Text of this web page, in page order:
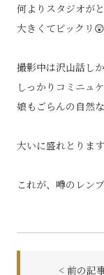
何よりスタジオが
大きくてビックリ
撮影中は沢山話し
しっかりコミニュ
娘もごらんの自然
大いに盛れとりま
これが、噂のレン
< 前の記